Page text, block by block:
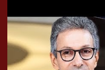
Executiva Nacional do PSDB
texto também põe fim a um
revista que o codinome
empreiteira refere-se ao
Alckmin (PSDB) — nenhum